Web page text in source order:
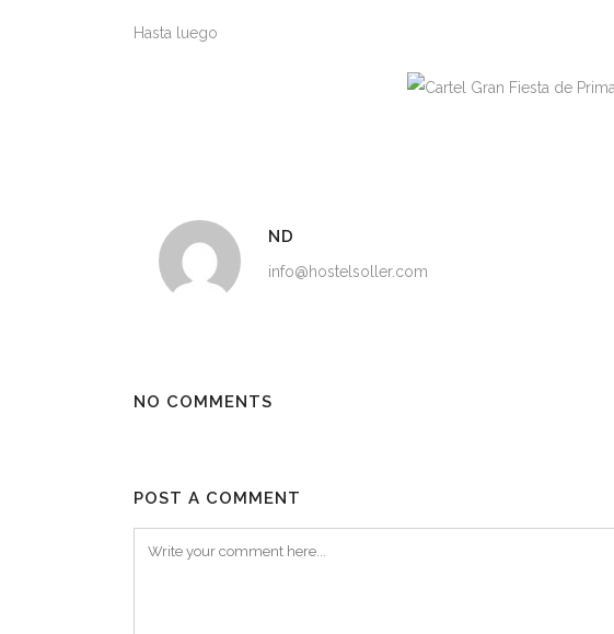
Hasta luego
ND
info@hostelsoller.com
NO COMMENTS
POST A COMMENT